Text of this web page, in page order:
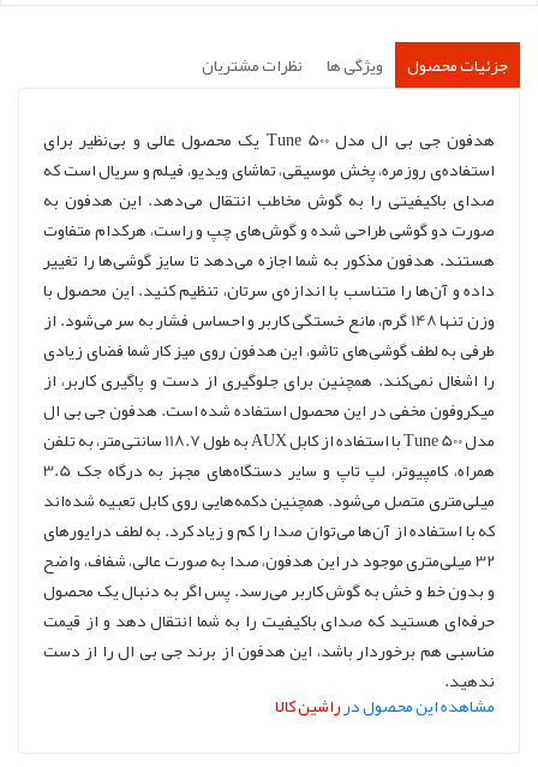
جزئیات محصول ویژگی ها نظرات مشتریان
هدفون جی بی ال مدل Tune 500 یک محصول عالی و بی‌نظیر برای
استفاده‌‌ی روزمره، پخش موسیقی، تماشای ویدیو، فیلم و سریال است که
صدای باکیفیتی را به گوش مخاطب انتقال می‌دهد. این هدفون به
صورت دو گوشی طراحی شده و گوش‌های چپ و راست، هرکدام متفاوت
هستند. هدفون مذکور به شما اجازه می‌دهد تا سایز گوشی‌ها را تغییر
داده و آن‌ها را متناسب با اندازه‌ی سرتان، تنظیم کنید. این محصول با
وزن تنها 148 گرم، مانع خستگی کاربر و احساس فشار به سر می‌شود. از
طرفی به لطف گوشی‌های تاشو، این هدفون روی میز کار شما فضای زیادی
را اشغال نمی‌کند. همچنین برای جلوگیری از دست و پاگیری کاربر، از
میکروفون مخفی در این محصول استفاده شده است. هدفون جی بی ال
مدل Tune 500 با استفاده از کابل AUX به طول 118.7 سانتی‌متر، به تلفن
همراه، کامپیوتر، لپ تاپ و سایر دستگاه‌های مجهز به درگاه جک 3.5
میلی‌متری متصل می‌شود. همچنین دکمه‌هایی روی کابل تعبیه شده‌اند
که با استفاده از آن‌ها می‌توان صدا را کم و زیاد کرد. به لطف درایورهای
32 میلی‌متری موجود در این هدفون، صدا به صورت عالی، شفاف، واضح
و بدون خط و خش به گوش کاربر می‌رسد. پس اگر به دنبال یک محصول
حرفه‌ای هستید که صدای باکیفیت را به شما انتقال دهد و از قیمت
مناسبی هم برخوردار باشد، این هدفون از برند جی بی ال را از دست
ندهید.
مشاهده این محصول درراشین کالا